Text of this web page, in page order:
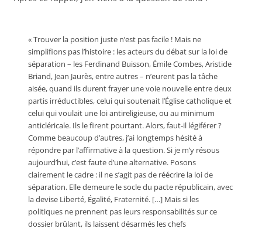
« Trouver la position juste n’est pas facile ! Mais ne
simplifions pas l’histoire : les acteurs du débat sur la loi de
séparation – les Ferdinand Buisson, Émile Combes, Aristide
Briand, Jean Jaurès, entre autres – n’eurent pas la tâche
aisée, quand ils durent frayer une voie nouvelle entre deux
partis irréductibles, celui qui soutenait l’Église catholique et
celui qui voulait une loi antireligieuse, ou au minimum
anticléricale. Ils le firent pourtant. Alors, faut-il légiférer ?
Comme beaucoup d’autres, j’ai longtemps hésité à
répondre par l’affirmative à la question. Si je m’y résous
aujourd’hui, c’est faute d’une alternative. Posons
clairement le cadre : il ne s’agit pas de réécrire la loi de
séparation. Elle demeure le socle du pacte républicain, avec
la devise Liberté, Égalité, Fraternité. […] Mais si les
politiques ne prennent pas leurs responsabilités sur ce
dossier brûlant, ils laissent désarmés les chefs